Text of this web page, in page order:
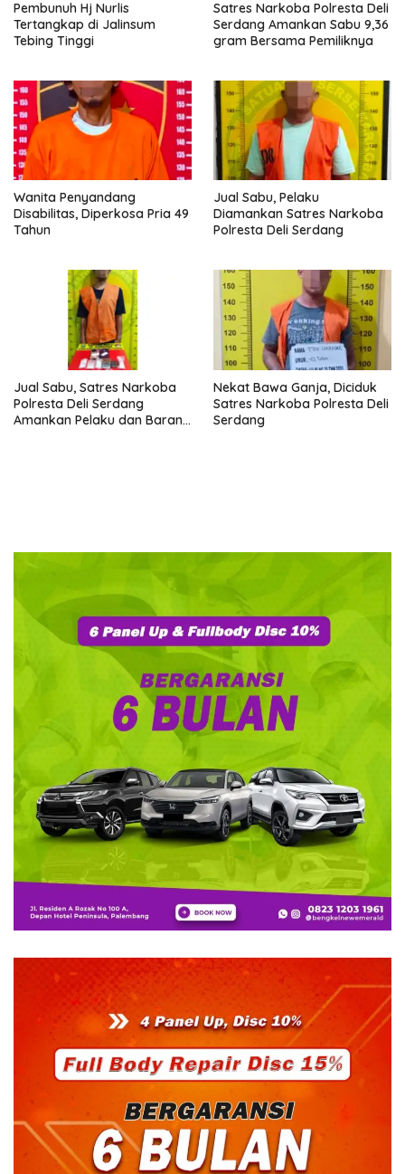
Pembunuh Hj Nurlis
Tertangkap di Jalinsum
Tebing Tinggi
Satres Narkoba Polresta Deli
Serdang Amankan Sabu 9,36
gram Bersama Pemiliknya
Wanita Penyandang
Disabilitas, Diperkosa Pria 49
Tahun
Jual Sabu, Pelaku
Diamankan Satres Narkoba
Polresta Deli Serdang
Jual Sabu, Satres Narkoba
Polresta Deli Serdang
Amankan Pelaku dan Barang
Nekat Bawa Ganja, Diciduk
Satres Narkoba Polresta Deli
Serdang